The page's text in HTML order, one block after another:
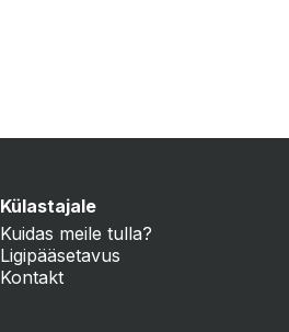
Külastajale
Kuidas meile tulla?
Ligipääsetavus
Kontakt